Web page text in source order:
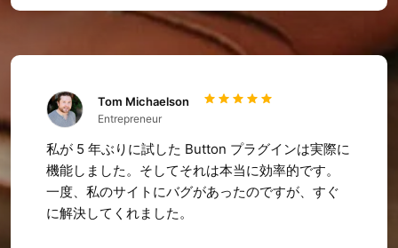
Tom Michaelson
Entrepreneur
私が 5 年ぶりに試した Button プラグインは実際に
機能しました。そしてそれは本当に効率的です。
一度、私のサイトにバグがあったのですが、すぐ
に解決してくれました。